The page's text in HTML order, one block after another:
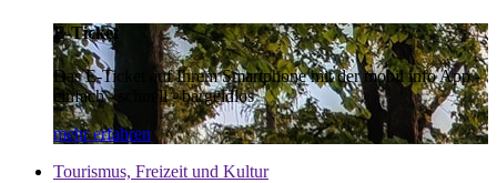
E-Ticket
Das E-Ticket auf Ihrem Smartphone mit der mobil info App -
einfach - schnell - bargeldlos
mehr erfahren
Tourismus, Freizeit und Kultur